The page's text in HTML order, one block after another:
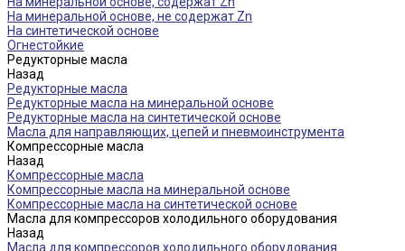
На минеральной основе, не содержат Zn
На синтетической основе
Огнестойкие
Редукторные масла
Назад
Редукторные масла
Редукторные масла на минеральной основе
Редукторные масла на синтетической основе
Масла для направляющих, цепей и пневмоинструмента
Компрессорные масла
Назад
Компрессорные масла
Компрессорные масла на минеральной основе
Компрессорные масла на синтетической основе
Масла для компрессоров холодильного оборудования
Назад
Масла для компрессоров холодильного оборудования